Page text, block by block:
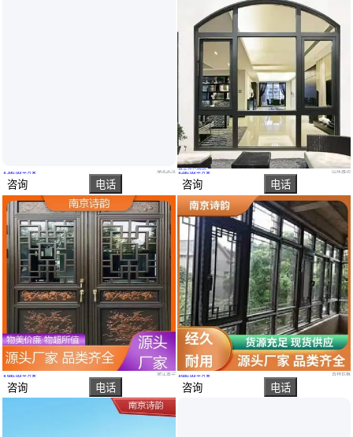
￥390.00/平方米 湖北武汉
咨询 电话
诗韵 可定制 新中式门窗 使用寿命长规格齐全 隔音降噪保温隔热
￥680.00/平方米 浙江金华
咨询 电话
欧式风格门窗 比较耐腐蚀 美观大气 经久耐用 货源充足
真实性已核验
￥280.00/平方米 山东潍坊
咨询 电话
可定制 民宿门窗 使用寿命长规格齐全 隔音降噪保温隔热 诗韵
￥680 .00/平方米 吉林长春
咨询 电话